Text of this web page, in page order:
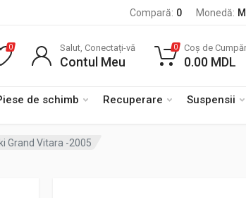
Compară: 0 Monedă:
de schimb Recuperare
Suspensii
0 Salut, Conectați-vă
Contul Meu
0 Coș de
0.00 MDL
Grand Vitara -2005